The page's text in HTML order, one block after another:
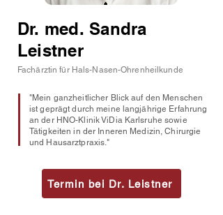
Dr. med. Sandra
Leistner
Fachärztin für Hals-Nasen-Ohrenheilkunde
"Mein ganzheitlicher Blick auf den Menschen
ist geprägt durch meine langjährige Erfahrung
an der HNO-Klinik ViDia Karlsruhe sowie
Tätigkeiten in der Inneren Medizin, Chirurgie
und Hausarztpraxis."
Termin bei Dr. Leistner